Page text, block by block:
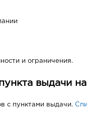
и ограничения.
выдачи
с пунктами выдачи.